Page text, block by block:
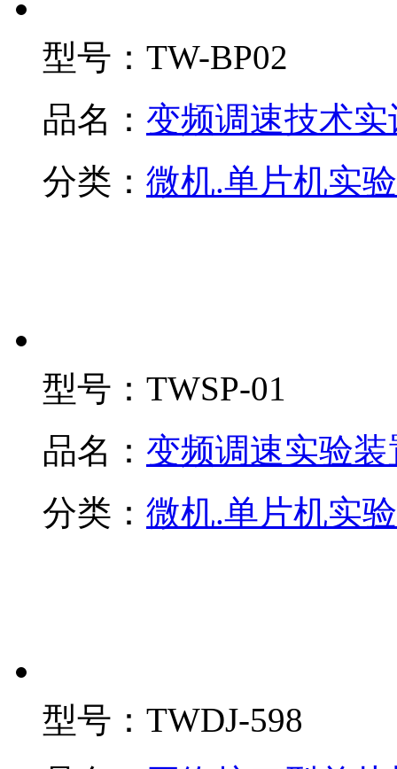
型号： TW-BP02
品名： 变频调速技术实
分类： 微机.单片机实
型号： TWSP-01
品名： 变频调速实验装
分类： 微机.单片机实
型号： TWDJ-598